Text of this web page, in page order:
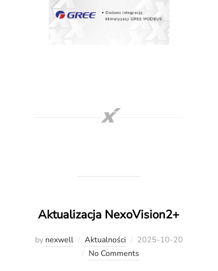
Aktualizacja NexoVision2+
by nexwell Aktualności
Posted
on
2025-10-20
No Comments